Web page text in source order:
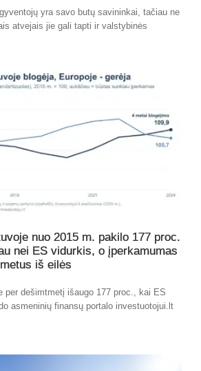
yra savo butų savininkai, tačiau ne
atvejais jie gali tapti ir valstybinės
nuo 2015 m. pakilo 177 proc.
nei ES vidurkis, o įperkamumas
iš eilės
per dešimtmetį išaugo 177 proc., kai ES
asmeninių finansų portalo investuotojui.lt